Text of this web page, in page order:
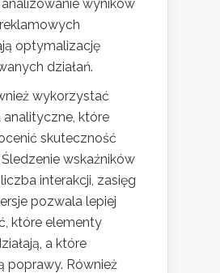
wyników
optymalizację
działań.
wykorzystać
analityczne, które
skuteczność
wskaźników
interakcji, zasięg
pozwala lepiej
które elementy
a które
poprawy. Również